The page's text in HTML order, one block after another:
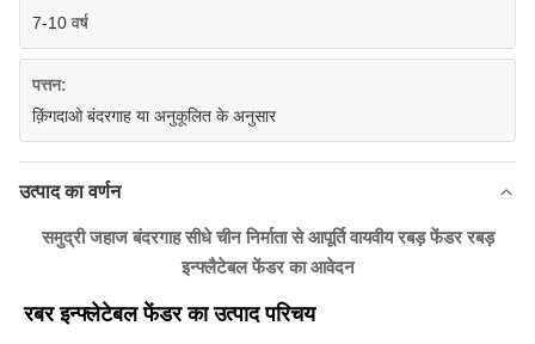
7-10 वर्ष
पत्तन:
क़िंगदाओ बंदरगाह या अनुकूलित के अनुसार
उत्पाद का वर्णन
समुद्री जहाज बंदरगाह सीधे चीन निर्माता से आपूर्ति वायवीय रबड़ फेंडर रबड़
इन्फ्लैटेबल फेंडर का आवेदन
रबर इन्फ्लेटेबल फेंडर का उत्पाद परिचय